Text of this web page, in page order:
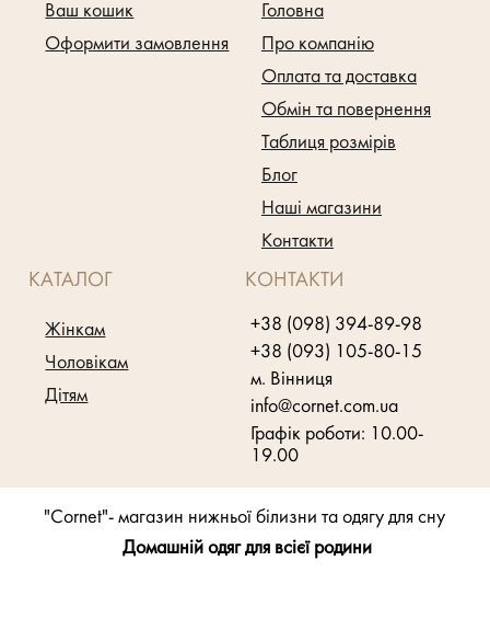
Ваш кошик
Оформити замовлення
Головна
Про компанію
Оплата та доставка
Обмін та повернення
Таблиця розмірів
Блог
Наші магазини
Контакти
КАТАЛОГ
Жінкам
Чоловікам
Дітям
КОНТАКТИ
+38 (098) 394-89-98
+38 (093) 105-80-15
м. Вінниця
info@cornet.com.ua
Графік роботи: 10.00-
19.00
"Cornet"- магазин нижньої білизни та одягу для сну
Домашній одяг для всієї родини